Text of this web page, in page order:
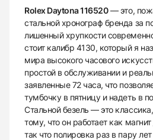
Rolex Daytona 116520— это,
стальной хронограф бренда за
лишенный хрупкости
стоит калибр 4130, который я
мира высокого часового
простой в обслуживании и
заявленные 72 часа, что
тумбочку в пятницу и надеть в
Стальной безель — это
тому, что он работает как
так что полировка раз в пару